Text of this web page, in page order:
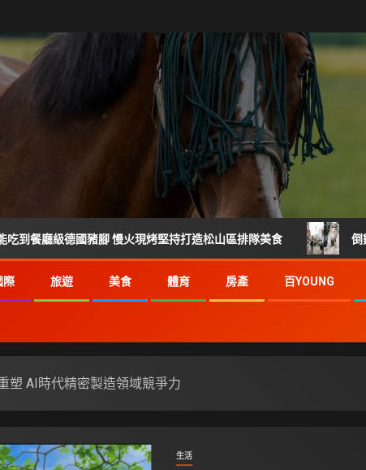
德國豬腳 慢火現烤堅持打造松山區排隊美食 倒數27天 全
際 旅遊 美食 體育 房產 百YOUNG
塑 AI時代精密製造領域競爭力
生活